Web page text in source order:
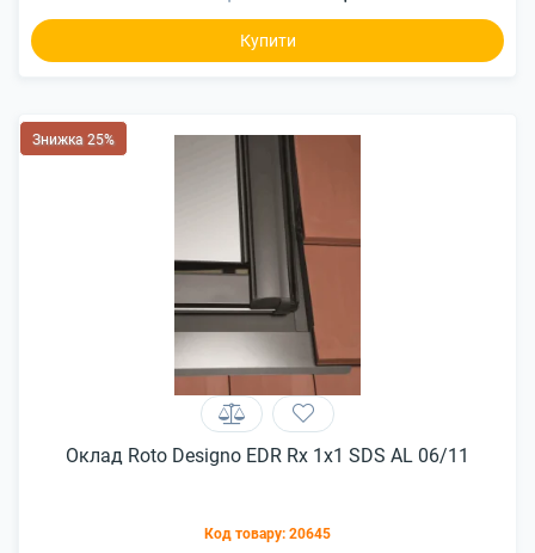
Купити
Знижка 25%
Оклад Roto Designo EDR Rx 1x1 SDS AL 06/11
Код товару: 20645